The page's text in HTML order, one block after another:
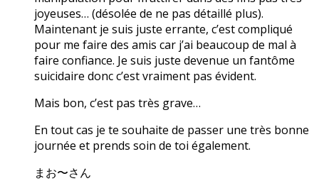
joyeuses… (désolée de ne pas détaillé plus).
Maintenant je suis juste errante, c’est compliqué
pour me faire des amis car j’ai beaucoup de mal à
faire confiance. Je suis juste devenue un fantôme
suicidaire donc c’est vraiment pas évident.
Mais bon, c’est pas très grave…
En tout cas je te souhaite de passer une très bonne
journée et prends soin de toi également.
まお〜さん